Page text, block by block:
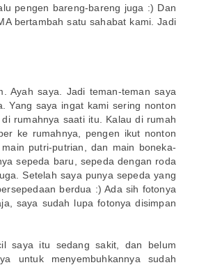
pengen bareng-bareng juga :) Dan
bertambah satu sahabat kami. Jadi
Ayah saya. Jadi teman-teman saya
Yang saya ingat kami sering nonton
rumahnya saati itu. Kalau di rumah
ke rumahnya, pengen ikut nonton
putri-putrian, dan main boneka-
sepeda baru, sepeda dengan roda
Setelah saya punya sepeda yang
berdua :) Ada sih fotonya
saya sudah lupa fotonya disimpan
saya itu sedang sakit, dan belum
untuk menyembuhkannya sudah